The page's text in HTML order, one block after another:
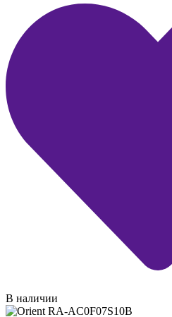
В наличии